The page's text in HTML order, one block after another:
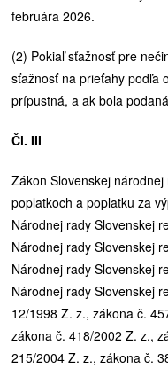
februára 2026.
(2) Pokiaľ sťažnosť pre
sťažnosť na prieťahy podľa
prípustná, a ak bola
Čl. III
Zákon Slovenskej
poplatkoch a poplatku za
Národnej rady Slovenskej
Národnej rady Slovenskej
Národnej rady Slovenskej
Národnej rady Slovenskej
12/1998 Z. z., zákona č.
zákona č. 418/2002 Z. z.,
215/2004 Z. z., zákona č.